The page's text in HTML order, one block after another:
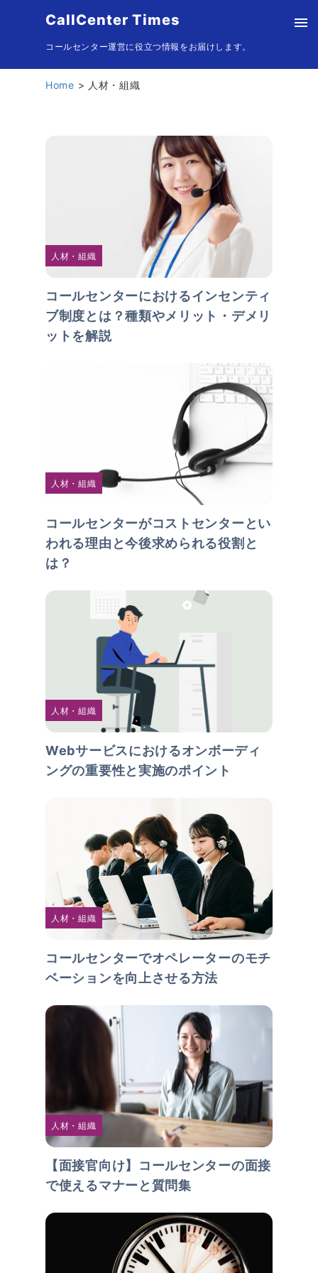
CallCenter Times
コールセンター運営に役立つ情報をお届けします。
Home 人材・組織
人材・組織
コールセンターにおけるインセンティ
ブ制度とは？種類やメリット・デメリ
ットを解説
人材・組織
コールセンターがコストセンターとい
われる理由と今後求められる役割と
は？
人材・組織
Webサービスにおけるオンボーディ
ングの重要性と実施のポイント
人材・組織
コールセンターでオペレーターのモチ
ベーションを向上させる方法
人材・組織
【面接官向け】コールセンターの面接
で使えるマナーと質問集